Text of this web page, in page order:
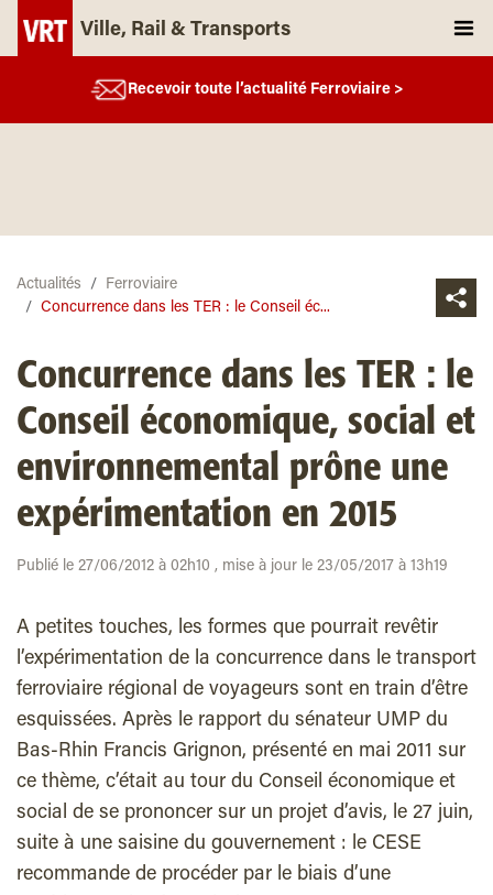
Ville, Rail & Transports
Recevoir toute l’actualité Ferroviaire >
Actualités
Ferroviaire
Concurrence dans les TER : le Conseil éc...
Concurrence dans les TER : le
Conseil économique, social et
environnemental prône une
expérimentation en 2015
Publié le 27/06/2012 à 02h10 , mise à jour le 23/05/2017 à 13h19
A petites touches, les formes que pourrait revêtir
l’expérimentation de la concurrence dans le transport
ferroviaire régional de voyageurs sont en train d’être
esquissées. Après le rapport du sénateur UMP du
Bas-Rhin Francis Grignon, présenté en mai 2011 sur
ce thème, c’était au tour du Conseil économique et
social de se prononcer sur un projet d’avis, le 27 juin,
suite à une saisine du gouvernement : le CESE
recommande de procéder par le biais d’une